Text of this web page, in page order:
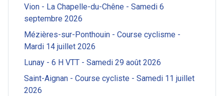
Vion - La Chapelle-du-Chêne - Samedi 6
septembre 2026
Mézières-sur-Ponthouin - Course cyclisme -
Mardi 14 juillet 2026
Lunay - 6 H VTT - Samedi 29 août 2026
Saint-Aignan - Course cycliste - Samedi 11 juillet
2026